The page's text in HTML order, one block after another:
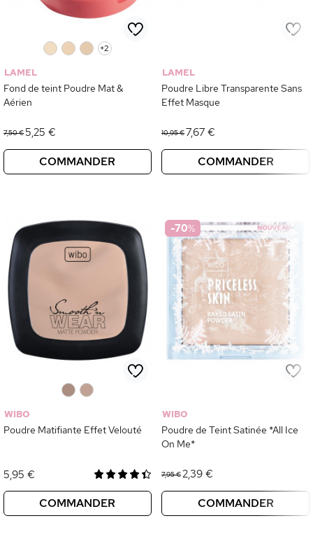
+2
LAMEL
Fond de teint Poudre Mat &
Aérien
7,50 €5,25 €
COMMANDER
LAMEL
Poudre Libre Transparente Sans
Effet Masque
10,95 €7,67 €
COMMANDER
WIBO
Poudre Matifiante Effet Velouté
5,95 €
COMMANDER
-70%
WIBO
Poudre de Teint Satinée *All Ice
On Me*
7,95 €2,39 €
COMMANDER